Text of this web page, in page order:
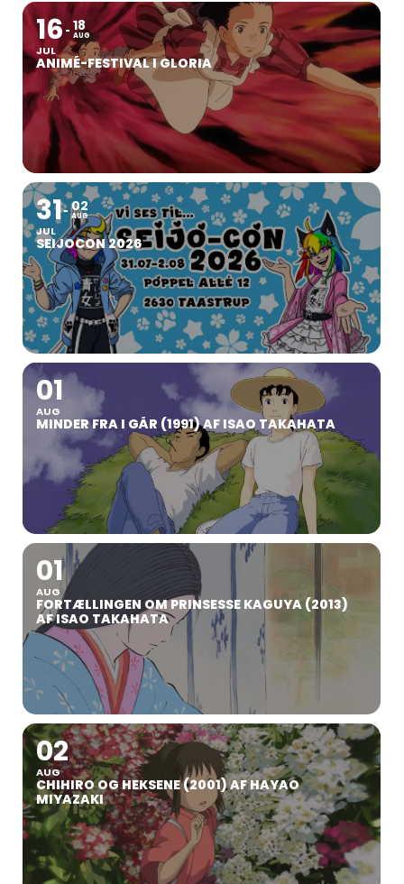
16
JUL
18
AUG
ANIMÉ-FESTIVAL I GLORIA
31
JUL
02
AUG
SEIJOCON 2026
01
AUG
MINDER FRA I GÅR (1991) AF ISAO TAKAHATA
01
AUG
FORTÆLLINGEN OM PRINSESSE KAGUYA (2013)
AF ISAO TAKAHATA
02
AUG
CHIHIRO OG HEKSENE (2001) AF HAYAO
MIYAZAKI